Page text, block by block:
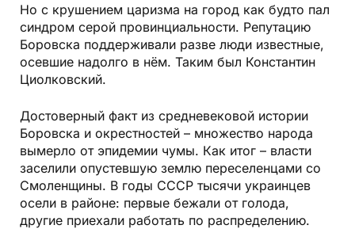
Но с крушением царизма на город как будто пал
синдром серой провинциальности. Репутацию
Боровска поддерживали разве люди известные,
осевшие надолго в нём. Таким был Константин
Циолковский.
Достоверный факт из средневековой истории
Боровска и окрестностей – множество народа
вымерло от эпидемии чумы. Как итог – власти
заселили опустевшую землю переселенцами со
Смоленщины. В годы СССР тысячи украинцев
осели в районе: первые бежали от голода,
другие приехали работать по распределению.